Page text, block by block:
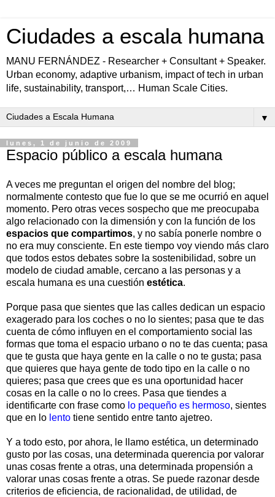
Ciudades a escala humana
MANU FERNÁNDEZ - Researcher + Consultant + Speaker.
Urban economy, adaptive urbanism, impact of tech in urban
life, sustainability, transport,… Human Scale Cities.
▼
lunes, 1 de junio de 2009
Espacio público a escala humana
A veces me preguntan el origen del nombre del blog;
normalmente contesto que fue lo que se me ocurrió en aquel
momento. Pero otras veces sospecho que me preocupaba
algo relacionado con la dimensión y con la función de los
espacios que compartimos, y no sabía ponerle nombre o
no era muy consciente. En este tiempo voy viendo más claro
que todos estos debates sobre la sostenibilidad, sobre un
modelo de ciudad amable, cercano a las personas y a
escala humana es una cuestión estética.
Porque pasa que sientes que las calles dedican un espacio
exagerado para los coches o no lo sientes; pasa que te das
cuenta de cómo influyen en el comportamiento social las
formas que toma el espacio urbano o no te das cuenta; pasa
que te gusta que haya gente en la calle o no te gusta; pasa
que quieres que haya gente de todo tipo en la calle o no
quieres; pasa que crees que es una oportunidad hacer
cosas en la calle o no lo crees. Pasa que tiendes a
identificarte con frase como lo pequeño es hermoso, sientes
que en lo lento tiene sentido entre tanto ajetreo.
Y a todo esto, por ahora, le llamo estética, un determinado
gusto por las cosas, una determinada querencia por valorar
unas cosas frente a otras, una determinada propensión a
valorar unas cosas frente a otras. Se puede razonar desde
criterios de eficiencia, de racionalidad, de utilidad, de